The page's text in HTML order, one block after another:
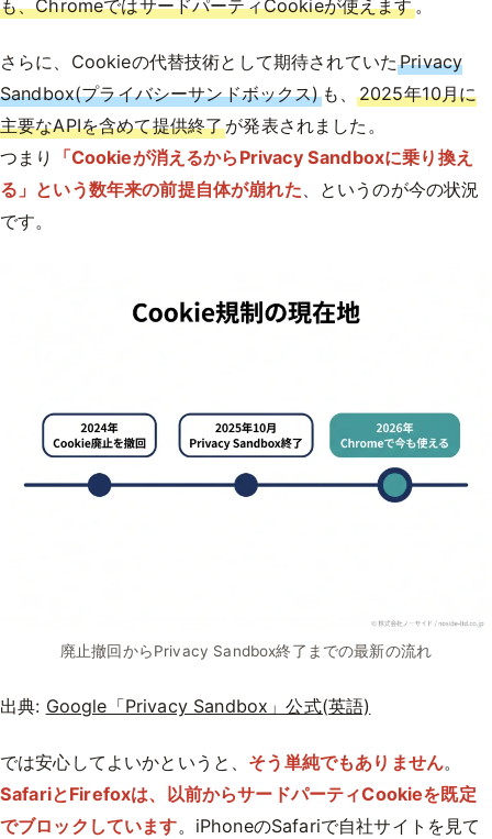
も、ChromeではサードパーティCookieが使えます。
さらに、Cookieの代替技術として期待されていたPrivacy
Sandbox(プライバシーサンドボックス)も、 2025年10月に
主要なAPIを含めて提供終了が発表されました。
つまり
「Cookieが消えるからPrivacy Sandboxに乗り換え
る」という数年来の前提自体が崩れた、というのが今の状況
です。
廃止撤回からPrivacy Sandbox終了までの最新の流れ
出典: Google「Privacy Sandbox」公式(英語)
では安心してよいかというと、 そう単純でもありません。
SafariとFirefoxは、以前からサードパーティCookieを既定
でブロックしています。iPhoneのSafariで自社サイトを見て